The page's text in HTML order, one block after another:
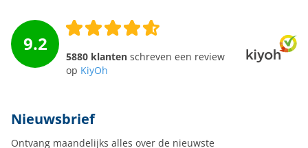
9.2
5880 klanten schreven een review
op KiyOh
Nieuwsbrief
Ontvang maandelijks alles over de nieuwste